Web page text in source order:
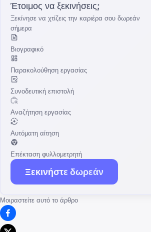
Έτοιμος να ξεκινήσεις;
Ξεκίνησε να χτίζεις την καριέρα σου δωρεάν
σήμερα
Βιογραφικό
Παρακολούθηση εργασίας
Συνοδευτική επιστολή
Αναζήτηση εργασίας
Αυτόματη αίτηση
Επέκταση φυλλομετρητή
Ξεκινήστε δωρεάν
Μοιραστείτε αυτό το άρθρο